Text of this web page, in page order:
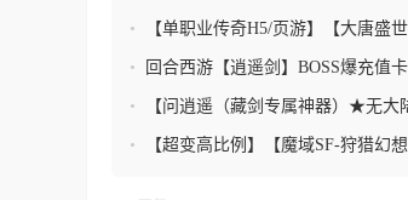
•
【单职业传奇H5/页游】【大唐盛
热血PK+享受自由交易】
•
回合西游【逍遥剑】BOSS爆充值
费送
• 【问逍遥（藏剑专属神器）★无大
•
【超变高比例】【魔域SF-狩猎幻